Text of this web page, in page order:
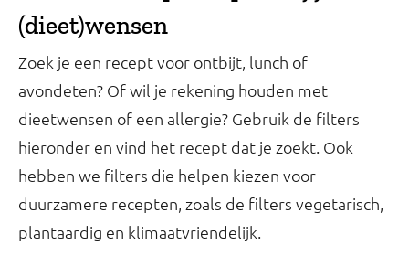
(dieet)wensen
Zoek je een recept voor ontbijt, lunch of
avondeten? Of wil je rekening houden met
dieetwensen of een allergie? Gebruik de filters
hieronder en vind het recept dat je zoekt. Ook
hebben we filters die helpen kiezen voor
duurzamere recepten, zoals de filters vegetarisch,
plantaardig en klimaatvriendelijk.